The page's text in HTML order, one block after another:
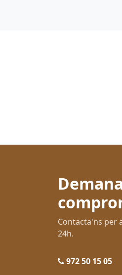
Contacta'ns per
24h.
972 50 15 05